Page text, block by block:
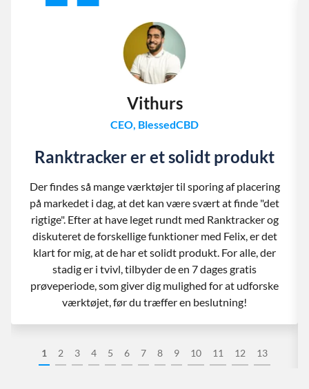
1 2 3 4 5 6 7 8 9 10 11 12 13
Vithurs
CEO, BlessedCBD
Ranktracker er et solidt produkt
Der findes så mange værktøjer til sporing af placering
på markedet i dag, at det kan være svært at finde "det
rigtige". Efter at have leget rundt med Ranktracker og
diskuteret de forskellige funktioner med Felix, er det
klart for mig, at de har et solidt produkt. For alle, der
stadig er i tvivl, tilbyder de en 7 dages gratis
prøveperiode, som giver dig mulighed for at udforske
værktøjet, før du træffer en beslutning!